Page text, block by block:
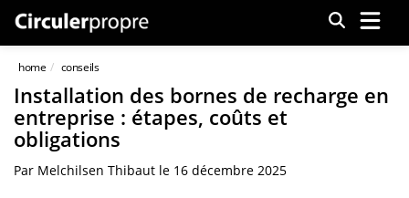
Menu
home conseils
Installation des bornes de recharge en
entreprise : étapes, coûts et
obligations
Par Melchilsen Thibaut le 16 décembre 2025